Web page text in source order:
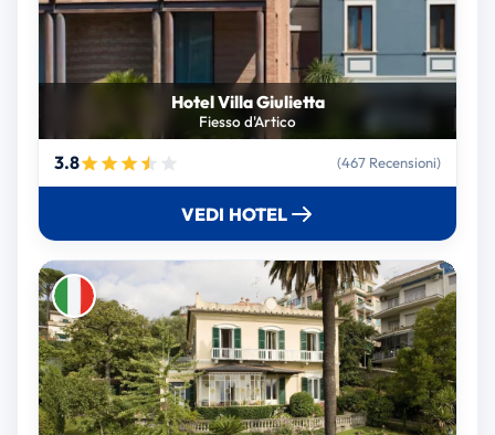
Hotel Villa Giulietta
Fiesso d'Artico
3.8 (467 Recensioni)
VEDI HOTEL